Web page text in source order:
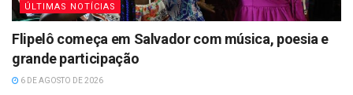
ÚLTIMAS NOTÍCIAS
Flipelô começa em Salvador com música, poesia e
grande participação
6 DE AGOSTO DE 2026